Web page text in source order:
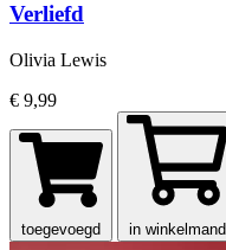
Verliefd
Olivia Lewis
€ 9,99
toegevoegd in winkelmand